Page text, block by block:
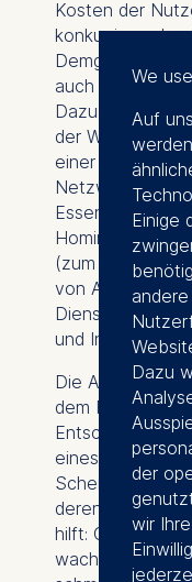
Kosten der
Demgegenüber
auch Faktoren,
Dazu gehören
der
einer E-
Homing,
(zum Beispiel
von Anbietern
und
Die Autoren
dem Regulierer
eines Kippens
Schema
deren
hilft: Gibt es
wachsenden
We
Auf
Einige
Dazu
der
wir